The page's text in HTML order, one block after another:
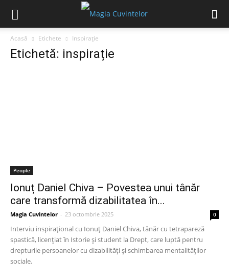
Acasă Etichete Inspirație
Etichetă: inspirație
People
Ionuț Daniel Chiva – Povestea unui tânăr
care transformă dizabilitatea în...
Magia Cuvintelor - 23 octombrie 2025 0
Interviu inspirațional cu Ionuț Daniel Chiva, tânăr cu tetrapareză
spastică, licențiat în Istorie și student la Drept, care luptă pentru
drepturile persoanelor cu dizabilități și schimbarea mentalităților
sociale.